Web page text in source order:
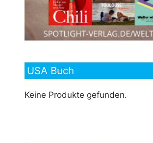
USA Buch
Keine Produkte gefunden.